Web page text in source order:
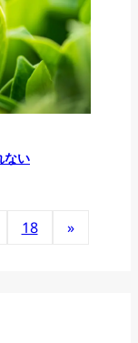
ない
18 »